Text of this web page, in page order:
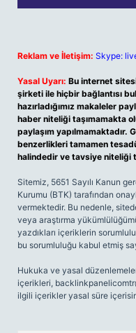
Reklam ve İletişim: Skype:
Yasal Uyarı: Bu internet
şirketi ile hiçbir bağlantısı
hazırladığımız makaleler
haber niteliği taşımamakta
paylaşım yapılmamaktadır.
benzerlikleri tamamen
halindedir ve tavsiye niteliği
Sitemiz, 5651 Sayılı Kanun
Kurumu (BTK) tarafından
vermektedir. Bu nedenle,
veya araştırma
yazdıkları içeriklerin
bu sorumluluğu kabul etmiş
Hukuka ve yasal
içerikleri,
ilgili içerikler yasal süre